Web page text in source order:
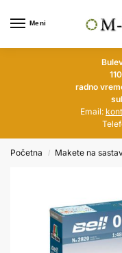
Meni
radno
Email:
Početna / Makete na